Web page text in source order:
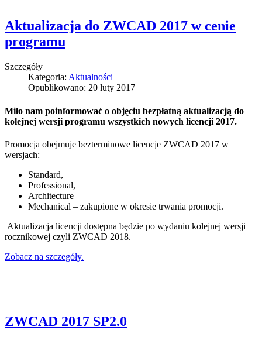
Aktualizacja do ZWCAD 2017 w cenie
programu
Szczegóły
Kategoria: Aktualności
Opublikowano: 20 luty 2017
Miło nam poinformować o objęciu bezpłatną aktualizacją do
kolejnej wersji programu wszystkich nowych licencji 2017.
Promocja obejmuje bezterminowe licencje ZWCAD 2017 w
wersjach:
Standard,
Professional,
Architecture
Mechanical – zakupione w okresie trwania promocji.
Aktualizacja licencji dostępna będzie po wydaniu kolejnej wersji
rocznikowej czyli ZWCAD 2018.
Zobacz na szczegóły.
ZWCAD 2017 SP2.0